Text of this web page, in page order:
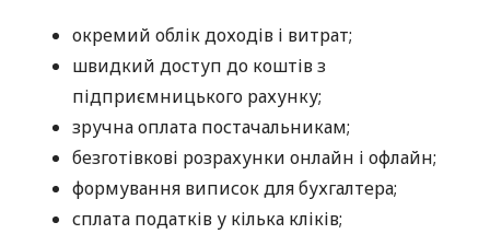
окремий облік доходів і витрат;
швидкий доступ до коштів з
підприємницького рахунку;
зручна оплата постачальникам;
безготівкові розрахунки онлайн і офлайн;
формування виписок для бухгалтера;
сплата податків у кілька кліків;